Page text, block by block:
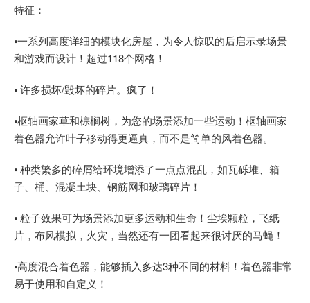
特征：
⦁一系列高度详细的模块化房屋，为令人惊叹的后启示录场景
和游戏而设计！超过118个网格！
⦁ 许多损坏/毁坏的碎片。疯了！
⦁枢轴画家草和棕榈树，为您的场景添加一些运动！枢轴画家
着色器允许叶子移动得更逼真，而不是简单的风着色器。
⦁ 种类繁多的碎屑给环境增添了一点点混乱，如瓦砾堆、箱
子、桶、混凝土块、钢筋网和玻璃碎片！
⦁ 粒子效果可为场景添加更多运动和生命！尘埃颗粒，飞纸
片，布风模拟，火灾，当然还有一团看起来很讨厌的马蝇！
⦁高度混合着色器，能够插入多达3种不同的材料！着色器非常
易于使用和自定义！